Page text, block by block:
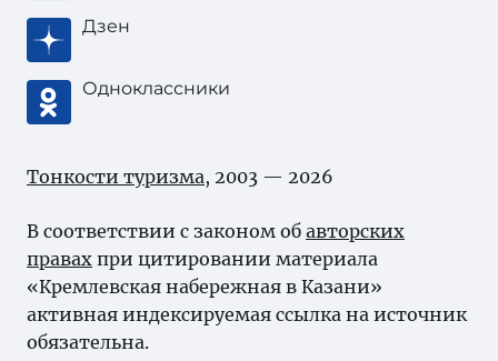
Дзен
Одноклассники
Тонкости туризма, 2003 — 2026
В соответствии с законом об авторских
правах при цитировании материала
«Кремлевская набережная в Казани»
активная индексируемая ссылка на источник
обязательна.